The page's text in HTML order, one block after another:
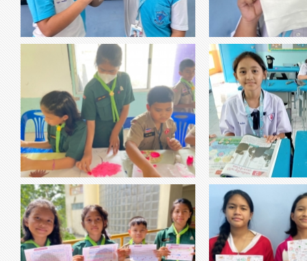
thumbnail-370146.jpg
-เสริมสร้างจินตนาการ -มีความคิดที่สร้างสรรค์
-การฝึกสมาธิ
วิชา ศิลปะ เรื่อง การใช้สีน้ำ thumbnail-892884.jpg
วิชา หน้าที่พลเมือง
ของนักเรียนใ
thumbnail-509943.jpg
วิชาภาษาไทยชั้น เกมค้นหาอักษร
สำนวนไทย
thumbnail-066399.jpg
วิชาภาษาไทย เกม